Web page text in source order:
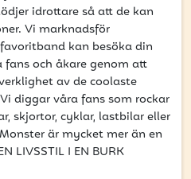
idrottare så att de kan
Vi marknadsför
kan besöka din
och åkare genom att
av de coolaste
diggar våra fans som rockar
skjortor, cyklar, lastbilar eller
är mycket mer än en
LIVSSTIL I EN BURK